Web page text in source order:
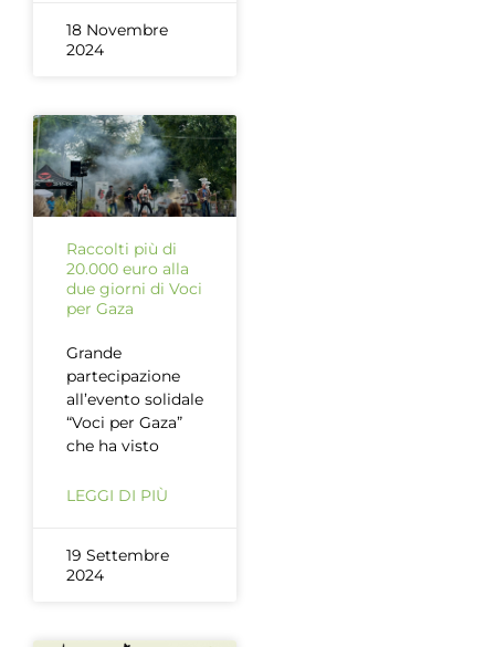
18 Novembre
2024
Raccolti più di
20.000 euro alla
due giorni di Voci
per Gaza
Grande
partecipazione
all’evento solidale
“Voci per Gaza”
che ha visto
LEGGI DI PIÙ
19 Settembre
2024